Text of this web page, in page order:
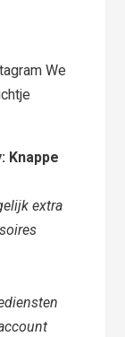
We
Knappe
extra